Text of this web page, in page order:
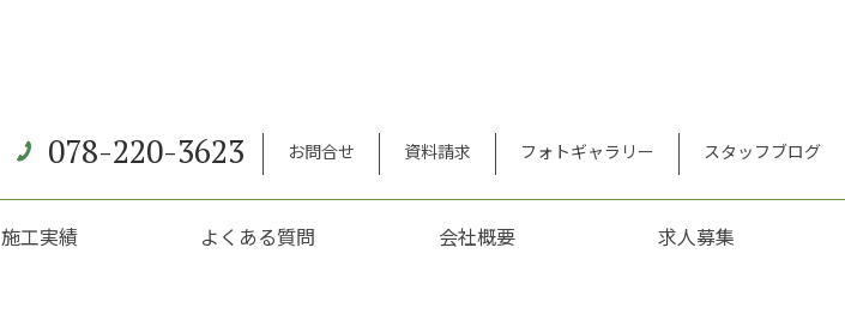
078-220-3623 お問合せ 資料請求 フォトギャラリー スタッフブログ
施工実績 よくある質問 会社概要 求人募集